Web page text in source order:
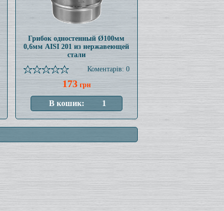
Грибок одностенный Ø100мм
0,6мм AISI 201 из нержавеющей
стали
Коментарів: 0
173грн